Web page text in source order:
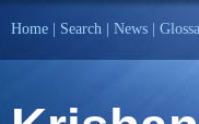
Home Search News